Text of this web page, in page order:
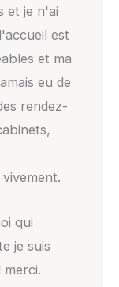
et je n'ai
est
et ma
eu de
rendez-
qui
je suis